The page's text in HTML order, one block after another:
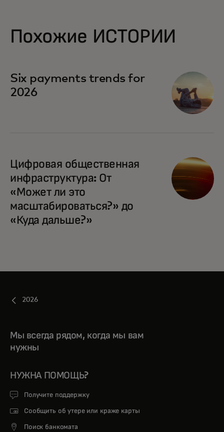
Похожие ИСТОРИИ
Six payments trends for
2026
Цифровая общественная
инфраструктура: От
«Может ли это
масштабироваться?» до
«Куда дальше?»
2026
Мы всегда рядом, когда мы вам
нужны
НУЖНА ПОМОЩЬ?
Получите поддержку
Сообщить об утере или краже карты
Поиск банкомата